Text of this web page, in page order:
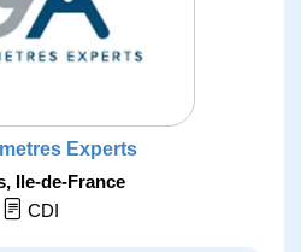
Experts
, Ile-de-France
CDI